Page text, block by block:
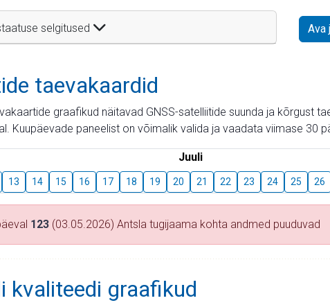
selgitused Ava
taevakaardid
graafikud näitavad GNSS-satelliitide suunda ja kõrgust
Kuupäevade paneelist on võimalik valida ja vaadata viimase 30
Juuli
13 14 15 16 17 18 19 20 21 22 23 24 25 26
123 (03.05.2026) Antsla tugijaama kohta andmed puuduvad
kvaliteedi graafikud